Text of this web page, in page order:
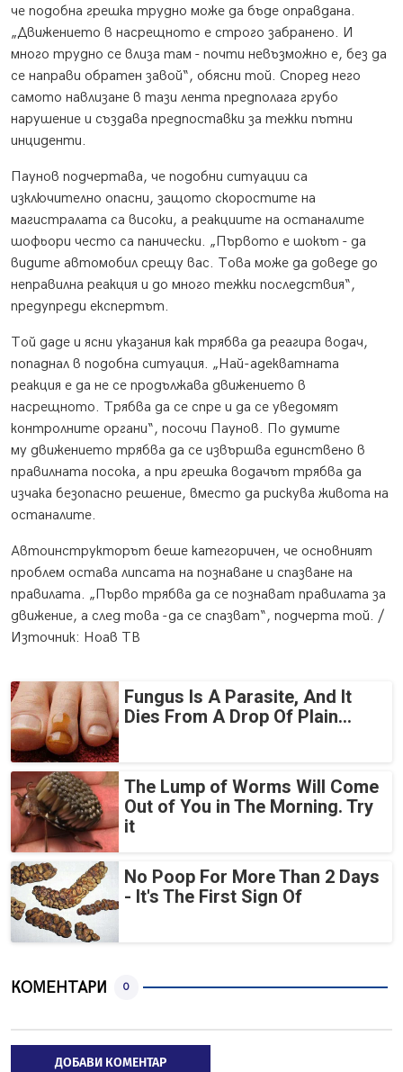
че подобна грешка трудно може да бъде оправдана.
„Движението в насрещното е строго забранено. И
много трудно се влиза там - почти невъзможно е, без да
се направи обратен завой“, обясни той. Според него
самото навлизане в тази лента предполага грубо
нарушение и създава предпоставки за тежки пътни
инциденти.
Паунов подчертава, че подобни ситуации са
изключително опасни, защото скоростите на
магистралата са високи, а реакциите на останалите
шофьори често са панически. „Първото е шокът - да
видите автомобил срещу вас. Това може да доведе до
неправилна реакция и до много тежки последствия“,
предупреди експертът.
Той даде и ясни указания как трябва да реагира водач,
попаднал в подобна ситуация. „Най-адекватната
реакция е да не се продължава движението в
насрещното. Трябва да се спре и да се уведомят
контролните органи“, посочи Паунов. По думите
му движението трябва да се извършва единствено в
правилната посока, а при грешка водачът трябва да
изчака безопасно решение, вместо да рискува живота на
останалите.
Автоинструкторът беше категоричен, че основният
проблем остава липсата на познаване и спазване на
правилата. „Първо трябва да се познават правилата за
движение, а след това -да се спазват“, подчерта той. /
Източник: Ноав ТВ
Fungus Is A Parasite, And It
Dies From A Drop Of Plain...
The Lump of Worms Will Come
Out of You in The Morning. Try
it
No Poop For More Than 2 Days
- It's The First Sign Of
КОМЕНТАРИ 0
ДОБАВИ КОМЕНТАР